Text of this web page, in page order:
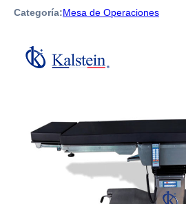
Categoría:Mesa de Operaciones